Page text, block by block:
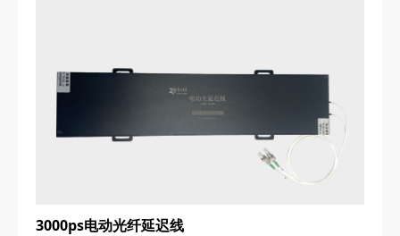
3000ps电动光纤延迟线